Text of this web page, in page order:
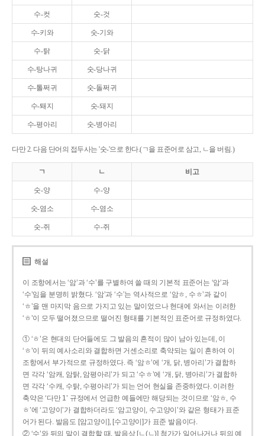
수-컷 숫-것
수-키와 숫-기와
수-탉 숫-닭
수-탕나귀 숫-당나귀
수-톨쩌귀 숫-돌쩌귀
수-퇘지 숫-돼지
수-평아리 숫-병아리
다만 2. 다음 단어의 접두사는 '숫-'으로 한다.(ㄱ을 표준어로 삼고, ㄴ을 버림.)
ㄱ ㄴ 비고
숫-양 수-양
숫-염소 수-염소
숫-쥐 수-쥐
해설
이 조항에서는 ‘암’과 ‘수’를 구별하여 쓸 때의 기본적 표준어는 ‘암’과
‘수’임을 분명히 밝혔다. ‘암’과 ‘수’는 역사적으로 ‘암ㅎ, 수ㅎ’과 같이
‘ㅎ’을 맨 마지막 음으로 가지고 있는 말이었으나 현대에 와서는 이러한
‘ㅎ’이 모두 떨어졌으므로 떨어진 형태를 기본적인 표준어로 규정하였다.
① ‘ㅎ’은 현대의 단어들에도 그 발음의 흔적이 많이 남아 있는데, 이
‘ㅎ’이 뒤의 예사소리와 결합하면 거센소리로 축약되는 일이 흔하여 이
조항에서 부가적으로 규정하였다. 즉 ‘암ㅎ’에 ‘개, 닭, 병아리’가 결합하
면 각각 ‘암캐, 암탉, 암평아리’가 되고 ‘수ㅎ’에 ‘개, 닭, 병아리’가 결합하
면 각각 ‘수캐, 수탉, 수평아리’가 되는 언어 현실을 존중하였다. 이러한
축약은 ‘다만 1’ 규정에서 언급한 예들에만 해당되는 것이므로 ‘암ㅎ, 수
ㅎ’에 ‘고양이’가 결합하더라도 ‘암고양이, 수고양이’와 같은 형태가 표준
어가 된다. 발음도 [암고양이], [수고양이]가 표준 발음이다.
② ‘수’와 뒤의 말이 결합할 때, 발음상 [ㄴ(ㄴ)] 첨가가 일어나거나 뒤의 예